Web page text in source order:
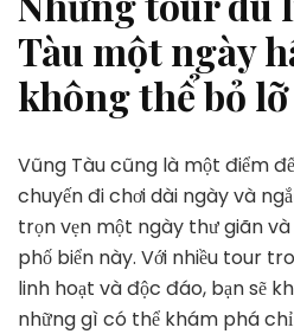
Tàu một ngày
không thể bỏ lỡ
Vũng Tàu cũng là một điểm
chuyến đi chơi dài ngày và
trọn vẹn một ngày thư giãn
phố biển này. Với nhiều tour
linh hoạt và độc đáo, bạn sẽ
những gì có thể khám phá